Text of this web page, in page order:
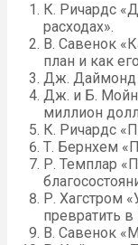
К. Ричардс
расходах».
В. Савенок
план и как
Дж. Даймонд
Дж. и Б.
миллион
К. Ричардс
Т. Бернхем
Р. Темплар
Р. Хагстром
превратить
В. Савенок